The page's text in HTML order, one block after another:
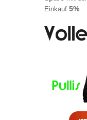
Einkauf 5%